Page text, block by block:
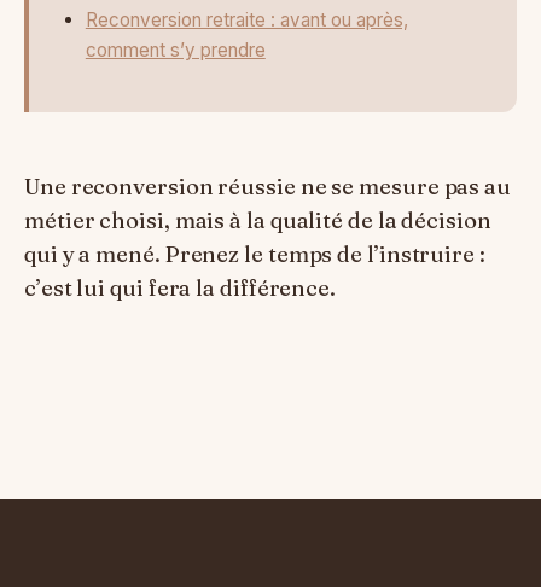
Reconversion retraite : avant ou après,
comment s’y prendre
Une reconversion réussie ne se mesure pas au
métier choisi, mais à la qualité de la décision
qui y a mené. Prenez le temps de l’instruire :
c’est lui qui fera la différence.